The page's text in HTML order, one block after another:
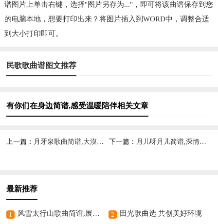
谱图片上单击右键，选择"图片另存为..."，即可将该曲谱保存到您
的电脑本地，想要打印出来？将图片插入到WORD中，调整合适
到大小打印即可。
民歌歌曲谱图文推荐
有你们在身边简谱,感受温暖陪伴相关文章
上一篇： 月牙泉歌曲简谱,大漠诗意之韵 下一篇： 月儿呀月儿简谱,深情月色之韵
最新推荐
1 风雪太行山歌曲简谱,展现太行豪情 2 田光歌曲选 共创美好环境